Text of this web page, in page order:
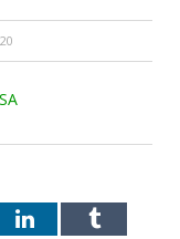
LinkedInTumblr